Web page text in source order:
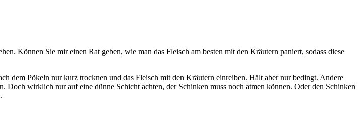
Können Sie mir einen Rat geben, wie man das Fleisch am besten mit den Kräutern paniert, sodass diese
dem Pökeln nur kurz trocknen und das Fleisch mit den Kräutern einreiben. Hält aber nur bedingt. Andere
wirklich nur auf eine dünne Schicht achten, der Schinken muss noch atmen können. Oder den Schinken